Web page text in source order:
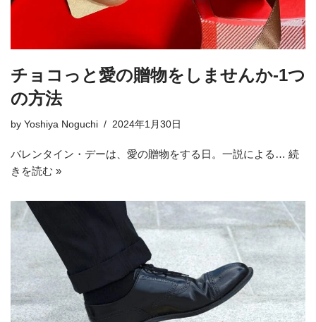
チョコっと愛の贈物をしませんか-1つ
の方法
by Yoshiya Noguchi 2024年1月30日
バレンタイン・デーは、愛の贈物をする日。一説による… 続
きを読む »